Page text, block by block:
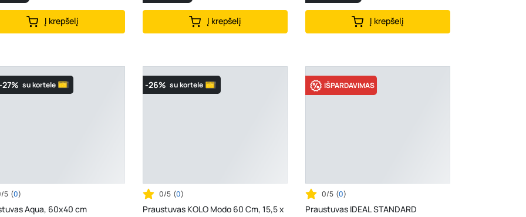
Į krepšelį Į krepšelį Į krepšelį
su kortele
5 (0)
Aqua, 60x40 cm
-26% su kortele
0/5 (0)
Praustuvas KOLO Modo 60 Cm, 15,5 x
IŠPARDAVIMAS
0/5 (0)
Praustuvas IDEAL STANDARD